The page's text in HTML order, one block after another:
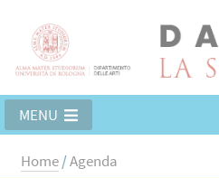
MENU
Home/Agenda